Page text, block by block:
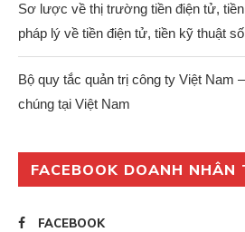
Sơ lược về thị trường tiền điện tử,
pháp lý về tiền điện tử, tiền kỹ thuật
Bộ quy tắc quản trị công ty Việt Nam
chúng tại Việt Nam
FACEBOOK DOANH NHÂN
FACEBOOK